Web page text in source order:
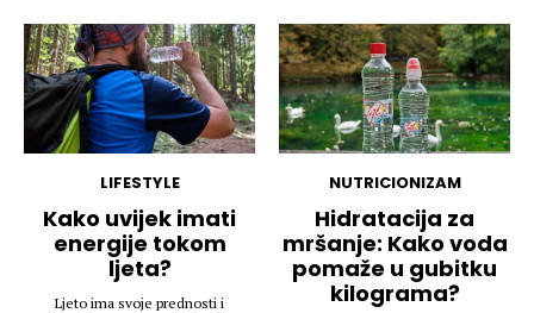
LIFESTYLE
Kako uvijek imati
energije tokom
ljeta?
Ljeto ima svoje prednosti i
NUTRICIONIZAM
Hidratacija za
mršanje: Kako voda
pomaže u gubitku
kilograma?